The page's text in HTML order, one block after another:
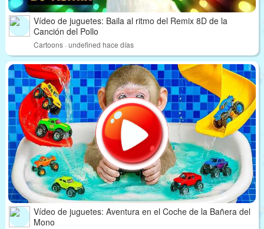
Vídeo de juguetes: Baila al ritmo del Remix 8D de la
Canción del Pollo
Cartoons · undefined hace días
Vídeo de juguetes: Aventura en el Coche de la Bañera del
Mono